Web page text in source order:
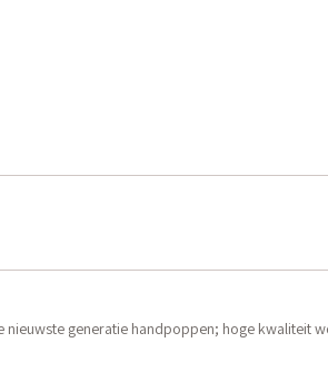
generatie handpoppen; hoge kwaliteit